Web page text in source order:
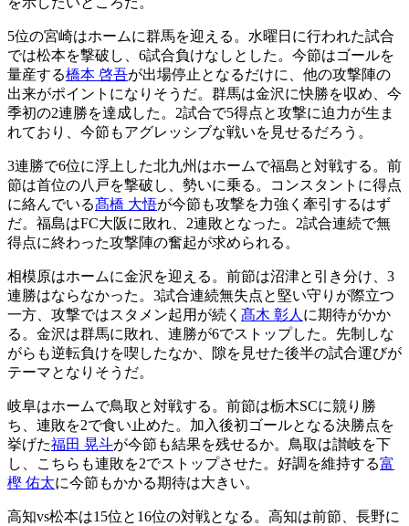
5位の宮崎はホームに群馬を迎える。水曜日に行われた試合
では松本を撃破し、6試合負けなしとした。今節はゴールを
量産する橋本 啓吾が出場停止となるだけに、他の攻撃陣の
出来がポイントになりそうだ。群馬は金沢に快勝を収め、今
季初の2連勝を達成した。2試合で5得点と攻撃に迫力が生ま
れており、今節もアグレッシブな戦いを見せるだろう。
3連勝で6位に浮上した北九州はホームで福島と対戦する。前
節は首位の八戸を撃破し、勢いに乗る。コンスタントに得点
に絡んでいる髙橋 大悟が今節も攻撃を力強く牽引するはず
だ。福島はFC大阪に敗れ、2連敗となった。2試合連続で無
得点に終わった攻撃陣の奮起が求められる。
相模原はホームに金沢を迎える。前節は沼津と引き分け、3
連勝はならなかった。3試合連続無失点と堅い守りが際立つ
一方、攻撃ではスタメン起用が続く 髙木 彰人 に期待がかか
る。金沢は群馬に敗れ、連勝が6でストップした。先制しな
がらも逆転負けを喫したなか、隙を見せた後半の試合運びが
テーマとなりそうだ。
岐阜はホームで鳥取と対戦する。前節は栃木SCに競り勝
ち、連敗を2で食い止めた。加入後初ゴールとなる決勝点を
挙げた福田 晃斗が今節も結果を残せるか。鳥取は讃岐を下
し、こちらも連敗を2でストップさせた。好調を維持する富
樫 佑太に今節もかかる期待は大きい。
高知vs松本は15位と16位の対戦となる。高知は前節、長野に